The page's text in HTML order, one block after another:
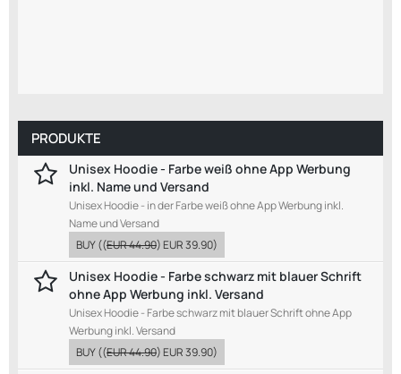
PRODUKTE
Unisex Hoodie - Farbe weiß ohne App Werbung
inkl. Name und Versand
Unisex Hoodie - in der Farbe weiß ohne App Werbung inkl.
Name und Versand
BUY((EUR 44.90)EUR 39.90)
Unisex Hoodie - Farbe schwarz mit blauer Schrift
ohne App Werbung inkl. Versand
Unisex Hoodie - Farbe schwarz mit blauer Schrift ohne App
Werbung inkl. Versand
BUY((EUR 44.90)EUR 39.90)